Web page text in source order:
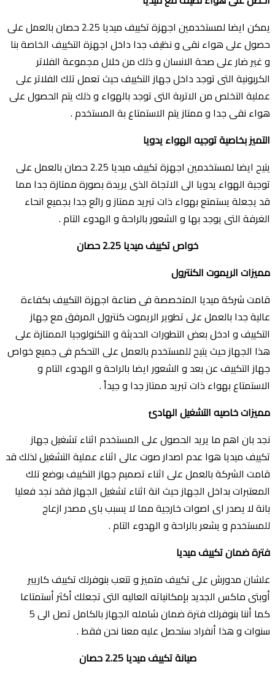
يمكن ايضا لمستخدمين اجهزة تكييف ميديا 2.25 حصان بالعمل على
حصول على هواء نقى و نظيف جدا داخل اجهزة التكييف الخاصة بنا
و غير ضار على صحة الانسان و ذلك من خلال مجموعة الفلاتر
الكربونية التى توجد داخل جهاز التكييف حيث تعمل تلك الفلاتر على
عملية التخلص من الاتربة التى توجد بالهواء و ذلك يتم الحصول على
هواء نقى جدا و ممتاز يتم الاستمتاع بة المستخدم .
التميز بخاصية توجيه الهواء يدويا
يتيح ايضا لمستخدمين اجهزة تكييف ميديا 2.25 حصان بالعمل على
توجية الهواء يدويا الى الاتجاة الذى يريدة بصورة ممتازة جدا مما
قد يجعلة يستمتع بهواء ذات تبريد ممتاز و رائع جدا بجميع انحاء
الغرفة التى يوجد بها و الشعور بالراحة و الهدوء التام .
خواص تكييف ميديا 2.25 حصان
مميزات الريموت الكنترول
قامت شركة ميديا المتخصصة فى صناعة اجهزة التكييف بكفاءة
عالية جدا بالعمل على تطوير الريموت كنترول المرفق مع جهاز
التكييف و ادخل بعض التطورات الحديثة و التكنولوجيا الممتازة على
هذا الجهاز حيث يتيح للمستخدم بالعمل على التحكم فى جميع خواص
جهاز التكييف عن بعد و الشعور ايضا بالراحة و الهدوء التام و
الاستمتاع بهواء ذات تبريد ممتاز جدا و جيداً .
مميزات خاصيه التشغيل الهادئ
نجد بان اهم ما يريد الحصول على المستخدم اثناء تشغيل جهاز
تكييف ميديا هوا عدم اصدار صوت عالى اثناء عملية التشغيل لذلك قد
قامت الشركة بالعمل على اثناء تصميم جهاز التكييف بوضع تلك
المعتبرات بداخل الجهاز حيث انة اثناء تشغيل الجهاز فقد نجد فعليا
بانة لا يصدر اى اصوات خارجية مما لا يسبب باى مصدر ازعاج
للمستخدم و يشعر بالراحة و الهدوء التام .
فترة ضمان تكييف ميديا
علشان مدورش على تكييف متميز و تتعب بنوفرلك تكييف كاريير
أوبتى ماكس الجديد بإمكانياته العاليه التى تجعلك أكثر أستمتاعا
كما أننا بنوفرلك فترة ضمان شامله الجهاز بالكامل تصل الى 5
سنوات و هذا أنفراد ستحصل عليه معنا نحن فقط .
صيانة تكييف ميديا 2.25 حصان